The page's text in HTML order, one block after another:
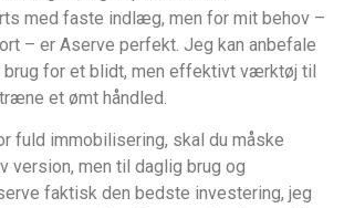
med faste indlæg, men for mit behov –
– er Aserve perfekt. Jeg kan anbefale
brug for et blidt, men effektivt værktøj til
et ømt håndled.
fuld immobilisering, skal du måske
version, men til daglig brug og
faktisk den bedste investering, jeg